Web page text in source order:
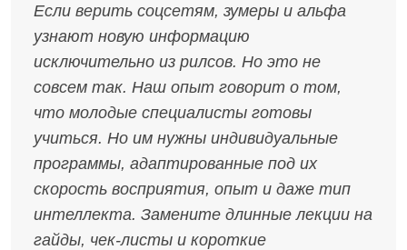
Если верить соцсетям, зумеры и альфа
узнают новую информацию
исключительно из рилсов. Но это не
совсем так. Наш опыт говорит о том,
что молодые специалисты готовы
учиться. Но им нужны индивидуальные
программы, адаптированные под их
скорость восприятия, опыт и даже тип
интеллекта. Замените длинные лекции на
гайды, чек-листы и короткие